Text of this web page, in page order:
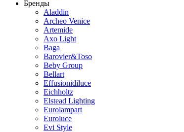
Бренды
Aladdin
Archeo Venice
Artemide
Axo Light
Baga
Barovier&Toso
Beby Group
Bellart
Effusionidiluce
Eichholtz
Elstead Lighting
Eurolampart
Euroluce
Evi Style